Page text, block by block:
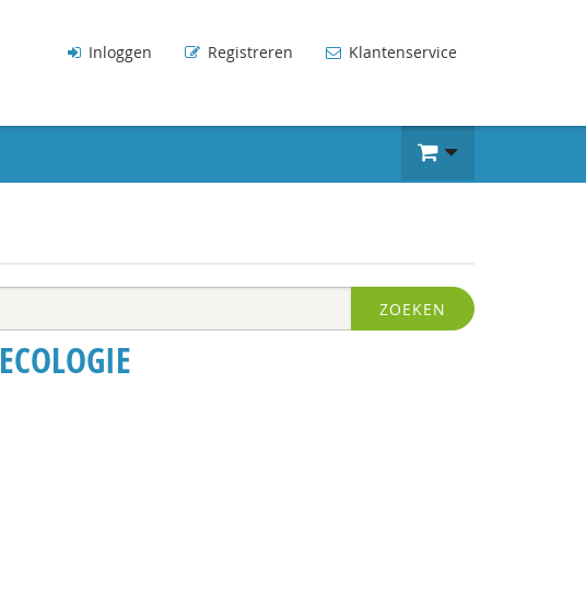
Inloggen Registreren Klantenservice
ZOEKEN
ECOLOGIE